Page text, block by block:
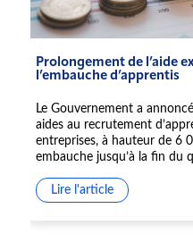
Prolongement de l’aide
l’embauche d’apprentis
Le Gouvernement a
aides au recrutement
entreprises, à hauteur de 6
embauche jusqu’à la fin du
Lire l'article